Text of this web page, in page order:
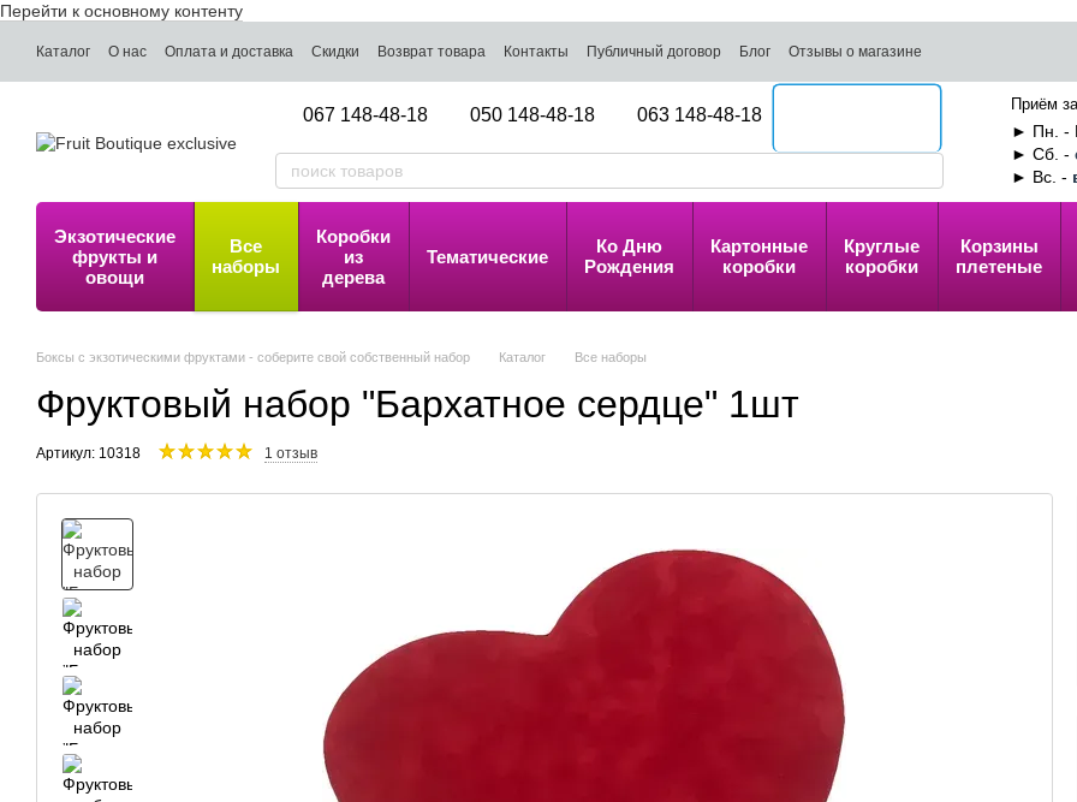
Перейти к основному контенту
Каталог О нас Оплата и доставка Скидки Возврат товара Контакты Публичный договор Блог Отзывы о магазине
067 148-48-18 050 148-48-18 063 148-48-18
Приём
► Пн. -
► Сб. -
► Вс. -
Экзотические
фрукты и
овощи
Все
наборы
Коробки
из
дерева
Тематические
Ко Дню
Рождения
Картонные
коробки
Круглые
коробки
Корзины
плетеные
Боксы с экзотическими фруктами - соберите свой собственный набор Каталог Все наборы
Фруктовый набор "Бархатное сердце" 1шт
Артикул: 10318 1 отзыв